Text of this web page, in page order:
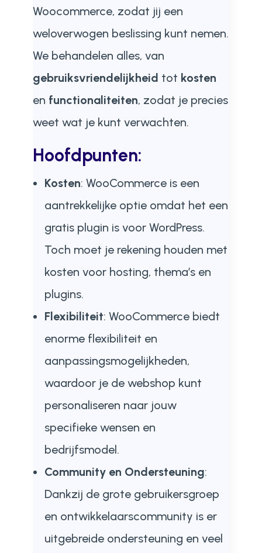
Woocommerce, zodat jij een
weloverwogen beslissing kunt nemen.
We behandelen alles, van
gebruiksvriendelijkheid tot kosten
en functionaliteiten, zodat je precies
weet wat je kunt verwachten.
Hoofdpunten:
Kosten: WooCommerce is een
aantrekkelijke optie omdat het een
gratis plugin is voor WordPress.
Toch moet je rekening houden met
kosten voor hosting, thema’s en
plugins.
Flexibiliteit: WooCommerce biedt
enorme flexibiliteit en
aanpassingsmogelijkheden,
waardoor je de webshop kunt
personaliseren naar jouw
specifieke wensen en
bedrijfsmodel.
Community en Ondersteuning:
Dankzij de grote gebruikersgroep
en ontwikkelaarscommunity is er
uitgebreide ondersteuning en veel